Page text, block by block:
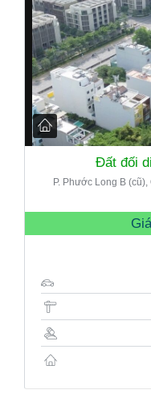
Đất đối
P. Phước Long B